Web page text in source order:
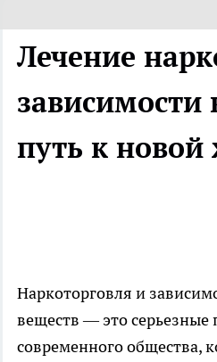
Лечение
путь к
Наркоторговля и
веществ — это
современного общества,